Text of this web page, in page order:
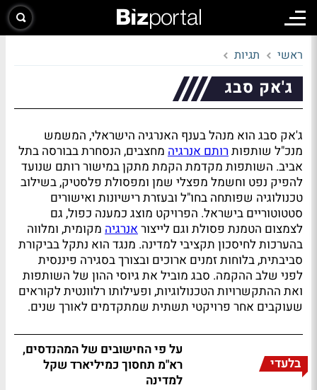
ראשי תגיות
ג'אק סבג
ג'אק סבג הוא מנהל בענף האנרגיה הישראלי, המשמש
מנכ"ל שותפותרותם אנרגיה מחצבים, הנסחרת בבורסה בתל
אביב. השותפות מקדמת הקמת מתקן במישור רותם שנועד
להפיק נפט וחשמל מפצלי שמן ומפסולת פלסטיק, בשילוב
טכנולוגיה שפותחה בחו"ל ובעזרת רישיונות ואישורים
סטטוטוריים בישראל. הפרויקט מוצג כמענה כפול, גם
לצמצום הטמנת פסולת וגם לייצוראנרגיה מקומית, ומלווה
בהערכות לחיסכון תקציבי למדינה. מנגד הוא נתקל בביקורת
סביבתית, בלוחות זמנים ארוכים ובצורך בסגירה פיננסית
לפני שלב ההקמה. סבג מוביל את גיוסי ההון של השותפות
ואת ההתקשרויות הטכנולוגיות, ופעילותו רלוונטית לקוראים
שעוקבים אחר פרויקטי תשתית שמתקדמים לאורך שנים.
בלעדי
על פי החישובים של המהנדסים,
רא"מ תחסוך כמיליארד שקל
למדינה